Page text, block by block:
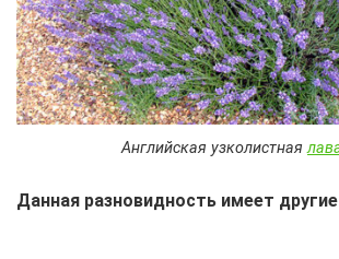
Английская узколистная
Данная разновидность имеет